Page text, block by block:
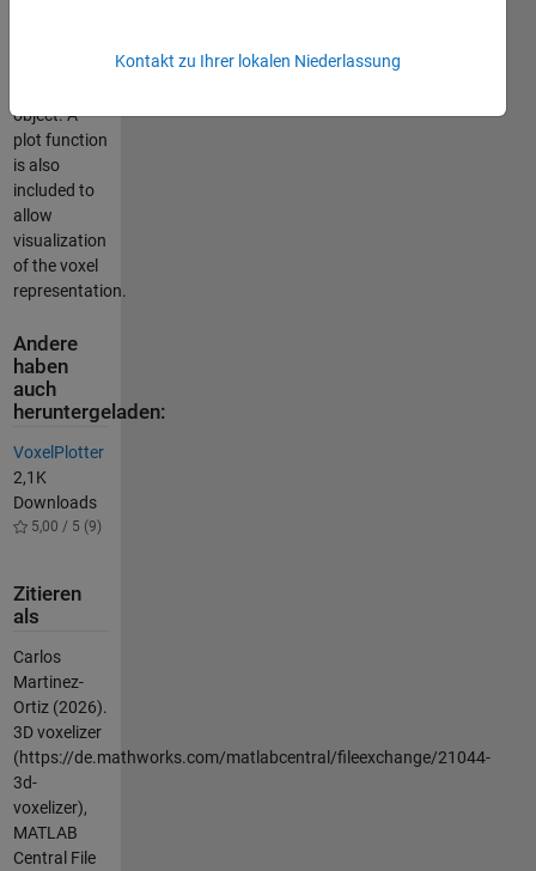
representation
object. A
plot function
is also
included to
allow
visualization
of the voxel
representation.
Andere
haben
auch
heruntergeladen:
VoxelPlotter
2,1K
Downloads
5,00 / 5 (9)
Zitieren
als
Carlos
Martinez-
Ortiz (2026).
3D voxelizer
(https://de.mathworks.com/matlabcentral/fileexchange/21044-
3d-
voxelizer),
MATLAB
Central File
Kontakt zu Ihrer lokalen Niederlassung